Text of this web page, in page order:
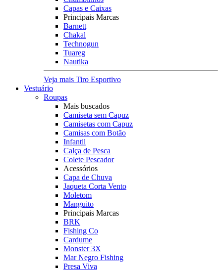
Capas e Caixas
Principais Marcas
Barnett
Chakal
Technogun
Tuareg
Nautika
Veja mais Tiro Esportivo
Vestuário
Roupas
Mais buscados
Camiseta sem Capuz
Camisetas com Capuz
Camisas com Botão
Infantil
Calça de Pesca
Colete Pescador
Acessórios
Capa de Chuva
Jaqueta Corta Vento
Moletom
Manguito
Principais Marcas
BRK
Fishing Co
Cardume
Monster 3X
Mar Negro Fishing
Presa Viva